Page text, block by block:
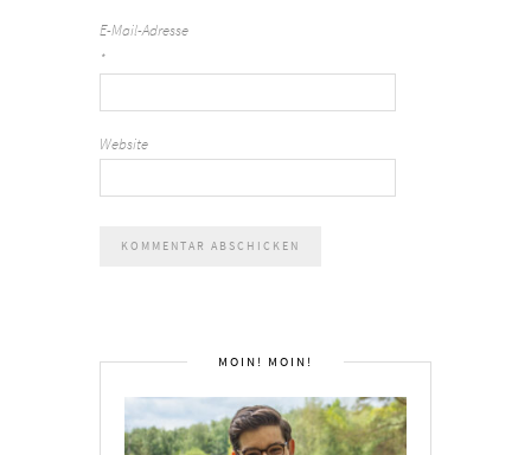
E-Mail-Adresse
*
Website
MOIN! MOIN!